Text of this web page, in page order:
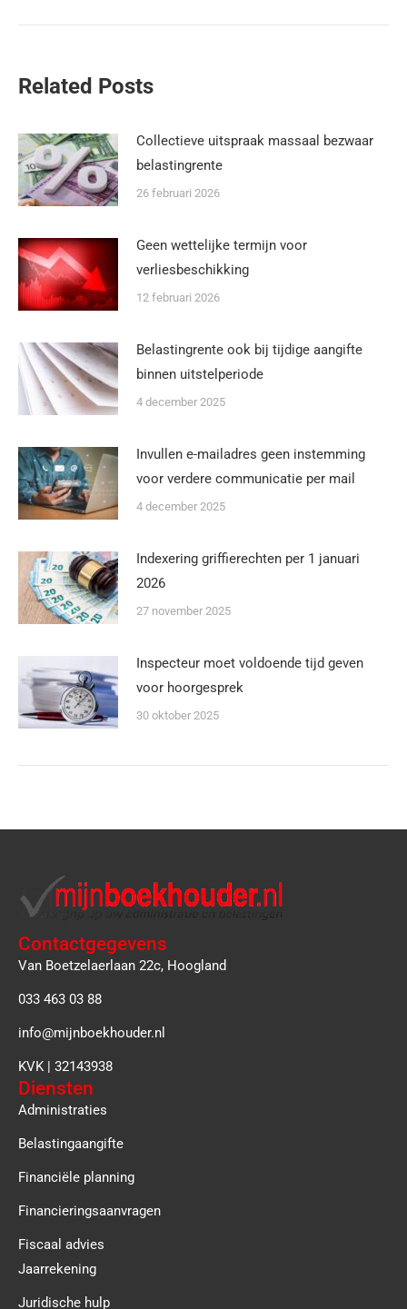
Related Posts
Collectieve uitspraak massaal bezwaar
belastingrente
26 februari 2026
Geen wettelijke termijn voor
verliesbeschikking
12 februari 2026
Belastingrente ook bij tijdige aangifte
binnen uitstelperiode
4 december 2025
Invullen e-mailadres geen instemming
voor verdere communicatie per mail
4 december 2025
Indexering griffierechten per 1 januari
2026
27 november 2025
Inspecteur moet voldoende tijd geven
voor hoorgesprek
30 oktober 2025
Contactgegevens
Van Boetzelaerlaan 22c, Hoogland
033 463 03 88
info@mijnboekhouder.nl
KVK | 32143938
Diensten
Administraties
Belastingaangifte
Financiële planning
Financieringsaanvragen
Fiscaal advies
Jaarrekening
Juridische hulp